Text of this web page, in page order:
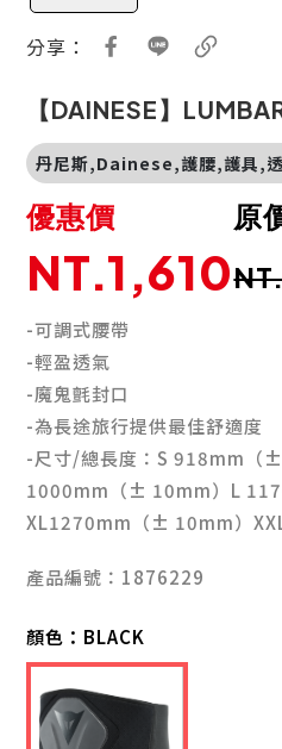
分享：
【DAINESE】
丹尼斯,Dainese,護腰,護具,
原
優惠價
NT.1,610
-可調式腰帶
-輕盈透氣
-魔鬼氈封口
-為長途旅行提供最佳舒適度
-尺寸/總長度：S 918mm（
1000mm（± 10mm）L
XL1270mm（± 10mm）
產品編號：1876229
顏色： BLACK